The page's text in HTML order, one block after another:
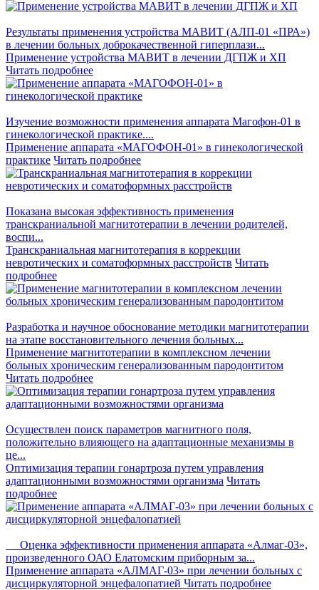
Результаты применения устройства МАВИТ (АЛП-01 «ПРА»)
в лечении больных доброкачественной гиперплази...
Применение устройства МАВИТ в лечении ДГПЖ и ХП
Читать подробнее
Изучение возможности применения аппарата Магофон-01 в
гинекологической практике....
Применение аппарата «МАГОФОН-01» в гинекологической
практике Читать подробнее
Показана высокая эффективность применения
транскраниальной магнитотерапии в лечении родителей,
воспи...
Транскраниальная магнитотерапия в коррекции
невротических и соматоформных расстройств Читать
подробнее
Разработка и научное обоснование методики магнитотерапии
на этапе восстановительного лечения больных...
Применение магнитотерапии в комплексном лечении
больных хроническим генерализованным пародонтитом
Читать подробнее
Осуществлен поиск параметров магнитного поля,
положительно влияющего на адаптационные механизмы в
це...
Оптимизация терапии гонартроза путем управления
адаптационными возможностями организма Читать
подробнее
Оценка эффективности применения аппарата «Алмаг-03»,
произведенного ОАО Елатомским приборным за...
Применение аппарата «АЛМАГ-03» при лечении больных с
дисциркуляторной энцефалопатией Читать подробнее